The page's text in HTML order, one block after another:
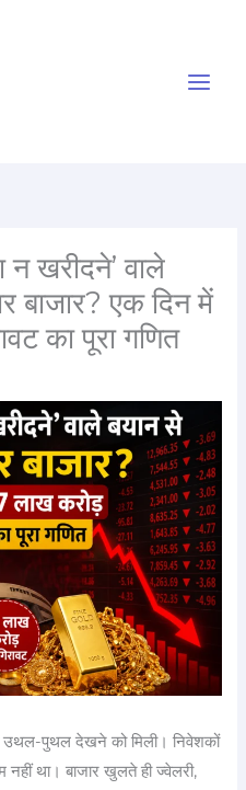
खरीदने’ वाले
बाजार? एक दिन में
का पूरा गणित
उथल-पुथल देखने को मिली। निवेशकों
था। बाजार खुलते ही ज्वेलरी,